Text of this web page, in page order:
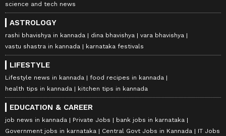
science and tech news
ASTROLOGY
rashi bhavishya in kannada dina bhavishya
vara bhavishya
vastu shastra in kannada
karnataka festivals
LIFESTYLE
Lifestyle news in kannada
food recipes in kannada
health tips in kannada
kitchen tips in kannada
EDUCATION & CAREER
job news in kannada Private Jobs
bank jobs in karnataka
Government jobs in karnataka
Central Govt Jobs in Kannada IT Jobs